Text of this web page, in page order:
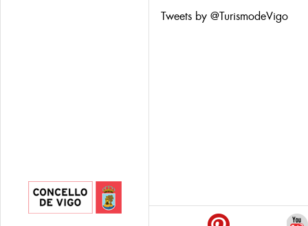
Tweets by @TurismodeVigo